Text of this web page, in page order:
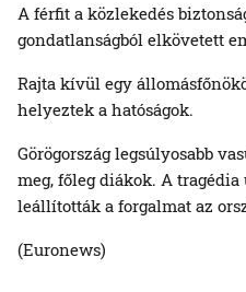
A férfit a közlekedés biztonságának megzavarásával és
gondatlanságból elkövetett
Rajta kívül egy
helyeztek a hatóságok.
Görögország legsúlyosabb
meg, főleg diákok. A
leállították a forgalmat az
(Euronews)